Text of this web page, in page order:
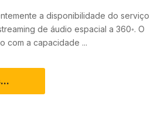
a disponibilidade do serviço
de áudio espacial a 360◦. O
com a capacidade ...